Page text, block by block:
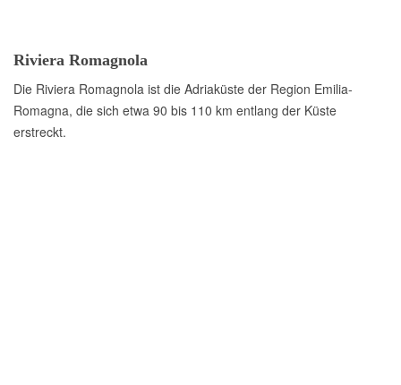
Riviera Romagnola
Die Riviera Romagnola ist die Adriaküste der Region Emilia-
Romagna, die sich etwa 90 bis 110 km entlang der Küste
erstreckt.